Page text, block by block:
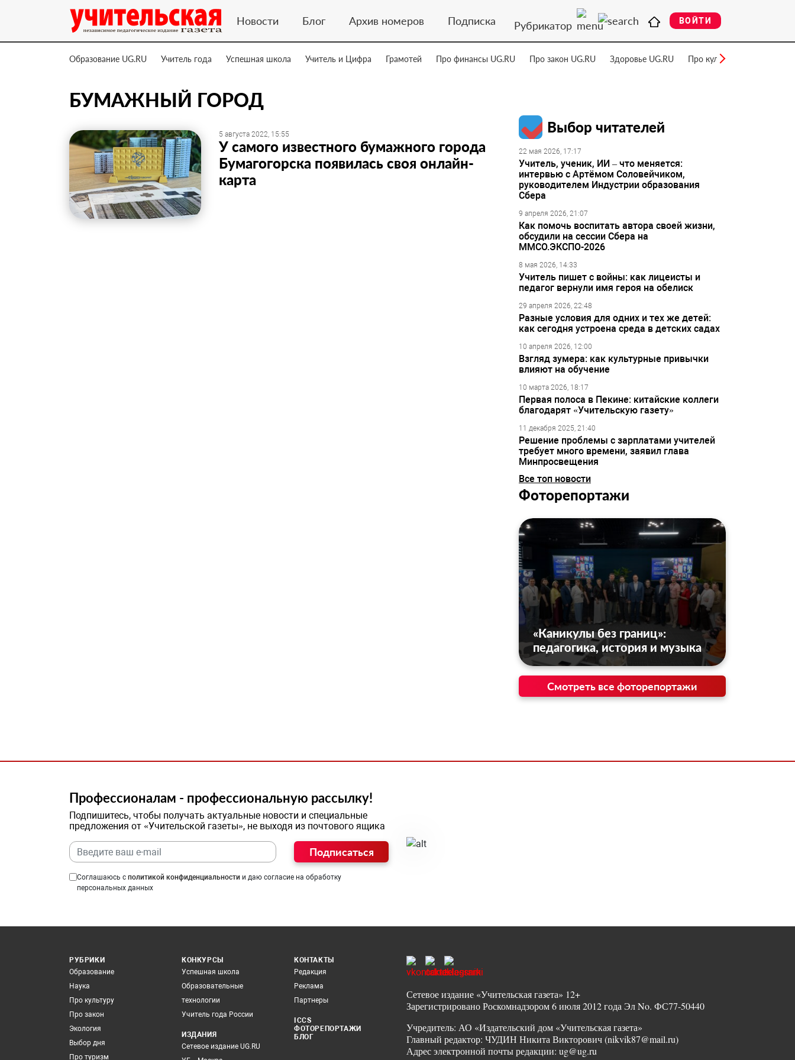
Новости Блог Архив номеров Подписка Рубрикатор ВОЙТИ
Образование UG.RU Учитель года Успешная школа Учитель и Цифра Грамотей Про финансы UG.RU Про закон UG.RU Здоровье UG.RU Про культуру UG.RU
БУМАЖНЫЙ ГОРОД
5 августа 2022, 15:55
У самого известного бумажного города
Бумагогорска появилась своя онлайн-
карта
Выбор читателей
22 мая 2026, 17:17
Учитель, ученик, ИИ – что меняется:
интервью с Артёмом Соловейчиком,
руководителем Индустрии образования
Сбера
9 апреля 2026, 21:07
Как помочь воспитать автора своей жизни,
обсудили на сессии Сбера на
ММСО.ЭКСПО-2026
8 мая 2026, 14:33
Учитель пишет с войны: как лицеисты и
педагог вернули имя героя на обелиск
29 апреля 2026, 22:48
Разные условия для одних и тех же детей:
как сегодня устроена среда в детских садах
10 апреля 2026, 12:00
Взгляд зумера: как культурные привычки
влияют на обучение
10 марта 2026, 18:17
Первая полоса в Пекине: китайские коллеги
благодарят «Учительскую газету»
11 декабря 2025, 21:40
Решение проблемы с зарплатами учителей
требует много времени, заявил глава
Минпросвещения
Все топ новости
Фоторепортажи
«Каникулы без границ»:
педагогика, история и музыка
Смотреть все фоторепортажи
Профессионалам - профессиональную рассылку!
Подпишитесь, чтобы получать актуальные новости и специальные
предложения от «Учительской газеты», не выходя из почтового ящика
Подписаться
Соглашаюсь с политикой конфиденциальности и даю согласие на обработку
персональных данных
РУБРИКИ
Образование
Наука
Про культуру
Про закон
Экология
Выбор дня
Про туризм
КОНКУРСЫ
Успешная школа
Образовательные
технологии
Учитель года России
ИЗДАНИЯ
Сетевое издание UG.RU
КОНТАКТЫ
Редакция
Реклама
Партнеры
ICCS
ФОТОРЕПОРТАЖИ
БЛОГ
Сетевое издание «Учительская газета» 12+
Зарегистрировано Роскомнадзором 6 июля 2012 года Эл No. ФС77-50440
Учредитель: АО «Издательский дом «Учительская газета»
Главный редактор: ЧУДИН Никита Викторович (nikvik87@mail.ru)
Адрес электронной почты редакции: ug@ug.ru